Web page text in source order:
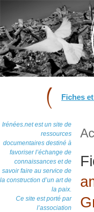
Fiches
Irénées.net est un site de
ressources
documentaires destiné à
favoriser l’échange de
connaissances et de
savoir faire au service de
la construction d’un art de
la paix.
Ce site est porté par
l’association